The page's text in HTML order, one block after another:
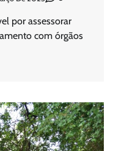
por assessorar
com órgãos